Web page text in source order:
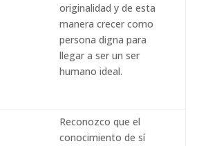
originalidad y de esta
manera crecer como
persona digna para
llegar a ser un ser
humano ideal.
Reconozco que el
conocimiento de sí